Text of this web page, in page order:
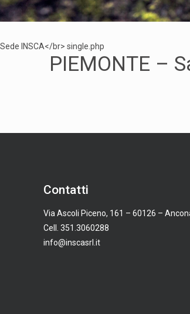
Sede INSCA</br> single.php
PIEMONTE –
Contatti
Via Ascoli Piceno, 161 – 60126 –
Cell. 351.3060288
info@inscasrl.it